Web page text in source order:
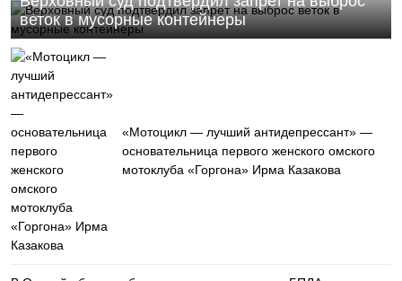
веток в мусорные контейнеры
«Мотоцикл — лучший антидепрессант» —
основательница первого женского омского
мотоклуба «Горгона» Ирма Казакова